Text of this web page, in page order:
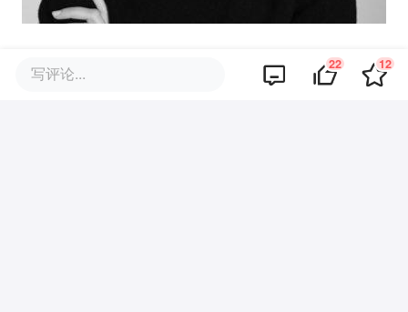
联合创始人及首席科学家John Schulman是
写评论... 22 12